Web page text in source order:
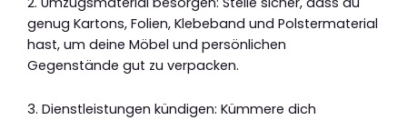
genug Kartons, Folien, Klebeband und Polstermaterial
hast, um deine Möbel und persönlichen
Gegenstände gut zu verpacken.
3. Dienstleistungen kündigen: Kümmere dich